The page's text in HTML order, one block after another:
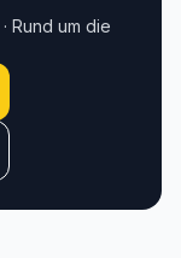
Rund um die